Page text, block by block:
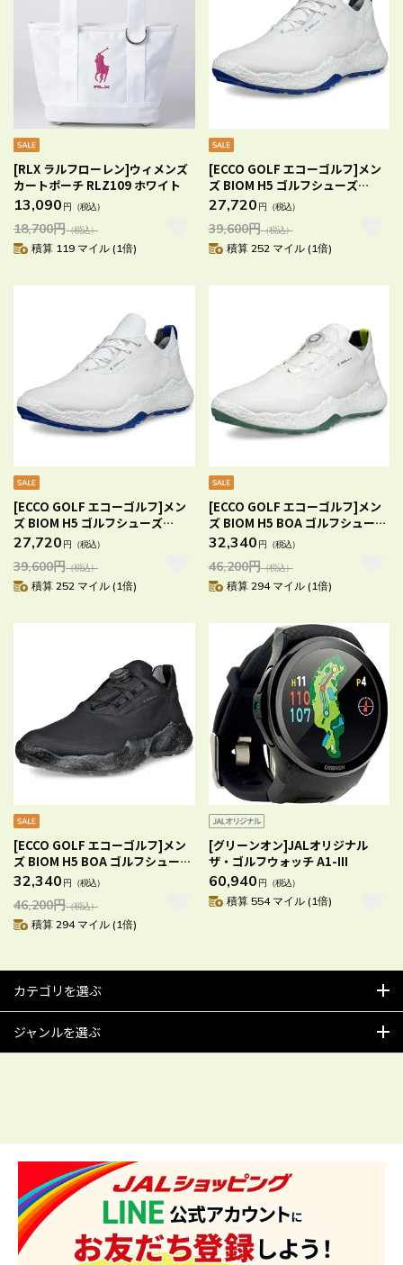
[RLX ラルフローレン]ウィメンズ
カートポーチ RLZ109 ホワイト
13,090 円 （税込）
18,700円（税込）
積算 119 マイル (1倍)
[ECCO GOLF エコーゴルフ]メン
ズ BIOM H5 ゴルフシューズ
WHITE/VIRTUAL
EU40（25.0cm）
27,720 円 （税込）
39,600円（税込）
積算 252 マイル (1倍)
[ECCO GOLF エコーゴルフ]メン
ズ BIOM H5 ゴルフシューズ
WHITE/VIRTUAL
EU42（26.0cm）
27,720 円 （税込）
39,600円（税込）
積算 252 マイル (1倍)
[ECCO GOLF エコーゴルフ]メン
ズ BIOM H5 BOA ゴルフシューズ
WHITE EU40（25.0cm）
32,340 円 （税込）
46,200円（税込）
積算 294 マイル (1倍)
[ECCO GOLF エコーゴルフ]メン
ズ BIOM H5 BOA ゴルフシューズ
BLACK EU40（25.0cm）
32,340 円 （税込）
46,200円（税込）
積算 294 マイル (1倍)
[グリーンオン]JALオリジナル
ザ・ゴルフウォッチ A1-III
60,940 円 （税込）
積算 554 マイル (1倍)
カテゴリを選ぶ
ジャンルを選ぶ